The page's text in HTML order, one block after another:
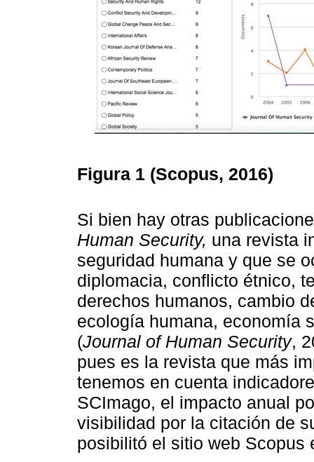
Figura 1 (Scopus, 2016)
Si bien hay otras
Human Security, una revista
seguridad humana y que se
diplomacia, conflicto étnico,
derechos humanos, cambio
ecología humana, economía
(Journal of Human Security,
pues es la revista que más
tenemos en cuenta
SCImago, el impacto anual
visibilidad por la citación de
posibilitó el sitio web Scopus